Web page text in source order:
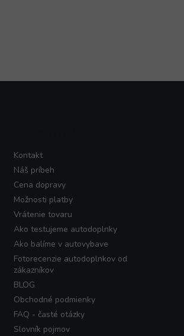
Kontakt
Náš príbeh
Cena dopravy
Možnosti platby
Vrátenie tovaru
Ako testujeme autodoplnky
Ako balíme v autovybave
Fotorecenzie autodoplnkov od
zákazníkov
BLOG
Obchodné podmienky
FAQ - časté otázky
Slovník pojmov